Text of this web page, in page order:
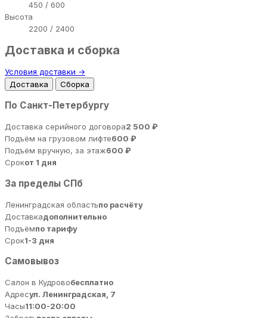
450 / 600
Высота
2200 / 2400
Доставка и сборка
Условия доставки →
Доставка
Сборка
По Санкт-Петербургу
Доставка серийного договора2 500 ₽
Подъём на грузовом лифте600 ₽
Подъём вручную, за этаж600 ₽
Срокот 1 дня
За пределы СПб
Ленинградская областьпо расчёту
Доставкадополнительно
Подъёмпо тарифу
Срок1-3 дня
Самовывоз
Салон в Кудровобесплатно
Адресул. Ленинградская, 7
Часы11:00-20:00